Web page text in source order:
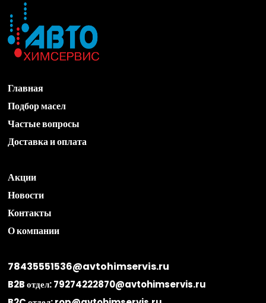
Главная
Подбор масел
Частые вопросы
Доставка и оплата
Акции
Новости
Контакты
О компании
78435551536@avtohimservis.ru
B2B отдел:79274222870@avtohimservis.ru